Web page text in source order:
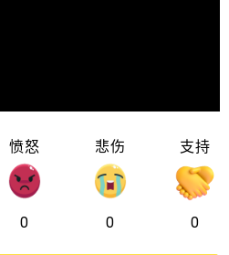
愤怒
0
悲伤
0
支持
0